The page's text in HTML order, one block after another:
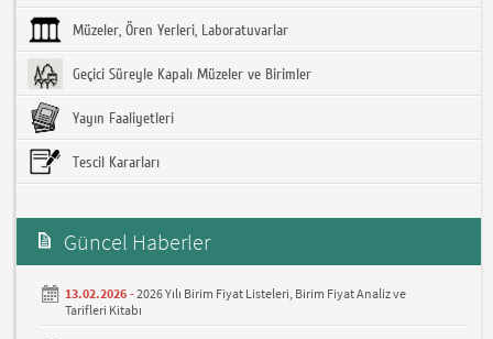
Müzeler, Ören Yerleri, Laboratuvarlar
Geçici Süreyle Kapalı Müzeler ve Birimler
Yayın Faaliyetleri
Tescil Kararları
Güncel Haberler
13.02.2026 -2026 Yılı Birim Fiyat Listeleri, Birim Fiyat Analiz ve
Tarifleri Kitabı